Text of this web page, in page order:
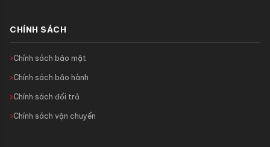
CHÍNH SÁCH
Chính sách bảo mật
Chính sách bảo hành
Chính sách đổi trả
Chính sách vận chuyển